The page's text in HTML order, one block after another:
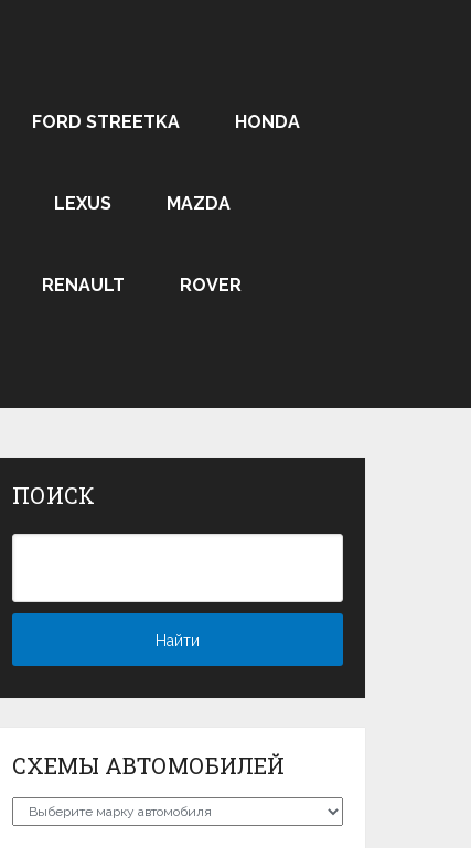
FORD STREETKA HONDA
LEXUS MAZDA
RENAULT ROVER
ПОИСК
СХЕМЫ АВТОМОБИЛЕЙ
Схемы